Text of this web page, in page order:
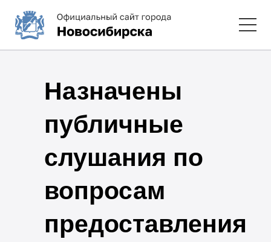
Назначены
публичные
слушания по
вопросам
предоставления